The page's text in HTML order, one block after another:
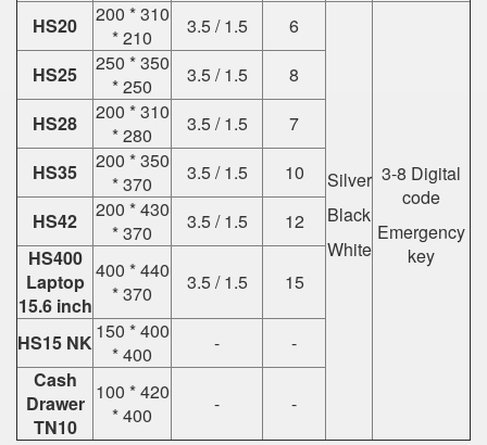
HS20
200 * 310
* 210
3.5 / 1.5 6
Silver
Black
White
3-8 Digital
code
Emergency
key
HS25
250 * 350
* 250
3.5 / 1.5
8
HS28
200 * 310
* 280
3.5 / 1.5
7
HS35
200 * 350
* 370
3.5 / 1.5
10
HS42
200 * 430
* 370
3.5 / 1.5
12
HS400
Laptop
15.6 inch
400 * 440
* 370
3.5 / 1.5 15
HS15 NK150 * 400
* 400
-
-
Cash
Drawer
TN10
100 * 420
* 400
- -